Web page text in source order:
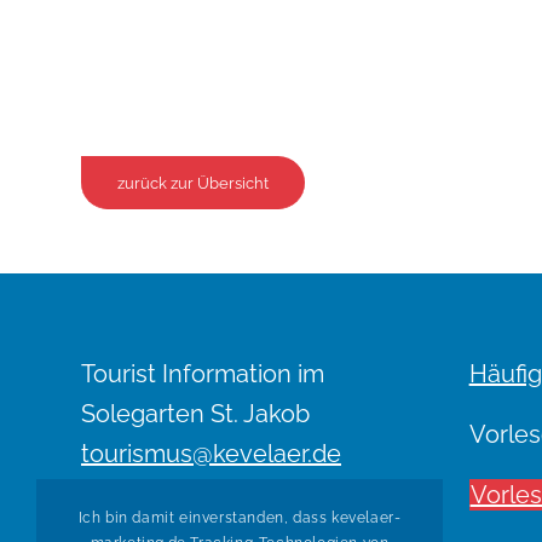
zurück zur Übersicht
Tourist Information im
Solegarten St. Jakob
tourismus@kevelaer.de
Ich bin damit einverstanden, dass kevelaer-